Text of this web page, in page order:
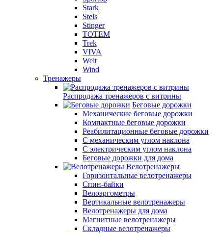
Stark
Stels
Stinger
TOTEM
Trek
VIVA
Welt
Wind
Тренажеры
Распродажа тренажеров с витрины
Беговые дорожки
Механические беговые дорожки
Компактные беговые дорожки
Реабилитационные беговые дорожки
С механическим углом наклона
С электрическим углом наклона
Беговые дорожки для дома
Велотренажеры
Горизонтальные велотренажеры
Спин-байки
Велоэргометры
Вертикальные велотренажеры
Велотренажеры для дома
Магнитные велотренажеры
Складные велотренажеры